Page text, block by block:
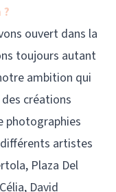
ouvert dans la
toujours autant
ambition qui
créations
photographies
artistes
Plaza Del
David